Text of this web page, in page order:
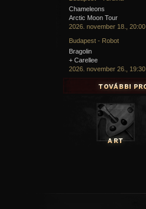
Chameleons
Arctic Moon Tour
2026. november 18., 20:00
Budapest - Robot
Bragolin
+ Carellee
2026. november 26., 19:30